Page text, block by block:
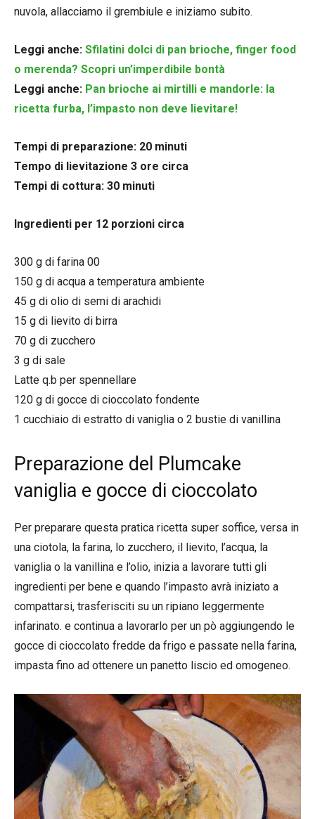
nuvola, allacciamo il grembiule e iniziamo subito.
Leggi anche: Sfilatini dolci di pan brioche, finger food
o merenda? Scopri un’imperdibile bontà
Leggi anche: Pan brioche ai mirtilli e mandorle: la
ricetta furba, l’impasto non deve lievitare!
Tempi di preparazione: 20 minuti
Tempo di lievitazione 3 ore circa
Tempi di cottura: 30 minuti
Ingredienti per 12 porzioni circa
300 g di farina 00
150 g di acqua a temperatura ambiente
45 g di olio di semi di arachidi
15 g di lievito di birra
70 g di zucchero
3 g di sale
Latte q.b per spennellare
120 g di gocce di cioccolato fondente
1 cucchiaio di estratto di vaniglia o 2 bustie di vanillina
Preparazione del Plumcake
vaniglia e gocce di cioccolato
Per preparare questa pratica ricetta super soffice, versa in
una ciotola, la farina, lo zucchero, il lievito, l’acqua, la
vaniglia o la vanillina e l’olio, inizia a lavorare tutti gli
ingredienti per bene e quando l’impasto avrà iniziato a
compattarsi, trasferisciti su un ripiano leggermente
infarinato. e continua a lavorarlo per un pò aggiungendo le
gocce di cioccolato fredde da frigo e passate nella farina,
impasta fino ad ottenere un panetto liscio ed omogeneo.